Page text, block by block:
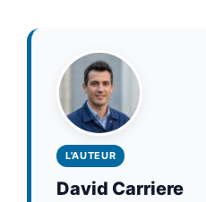
L'AUTEUR
David Carriere